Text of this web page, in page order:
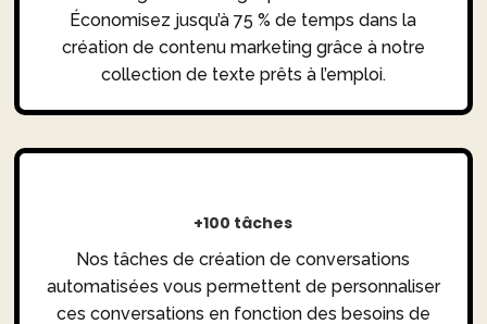
Économisez jusqu’à 75 % de temps dans la
création de contenu marketing grâce à notre
collection de texte prêts à l’emploi.
+100 tâches
Nos tâches de création de conversations
automatisées vous permettent de personnaliser
ces conversations en fonction des besoins de